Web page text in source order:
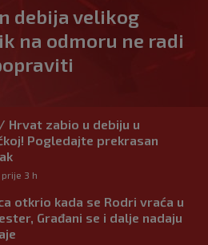
debija velikog
na odmoru ne radi
/ Hrvat zabio u debiju u
Pogledajte prekrasan
prije 3 h
otkrio kada se Rodri vraća u
Građani se i dalje nadaju